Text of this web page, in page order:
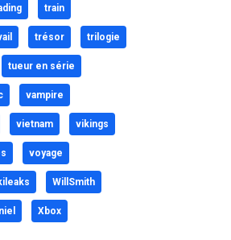
train
trésor trilogie
tueur en série
vampire
vietnam vikings
voyage
WillSmith
Xbox